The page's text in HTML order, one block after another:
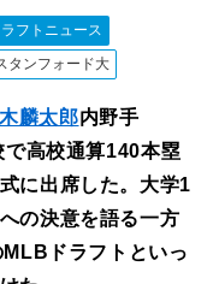
フトニュース
タンフォード大
麟太郎内野手
で高校通算140本塁
に出席した。大学1
の決意を語る一方
ドラフトといっ